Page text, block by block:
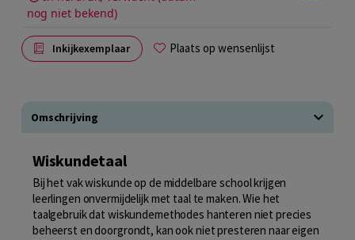
nog niet bekend)
Inkijkexemplaar Plaats op wensenlijst
Omschrijving
Wiskundetaal
Bij het vak wiskunde op de middelbare school krijgen
leerlingen onvermijdelijk met taal te maken. Wie het
taalgebruik dat wiskundemethodes hanteren niet precies
beheerst en doorgrondt, kan ook niet presteren naar eigen